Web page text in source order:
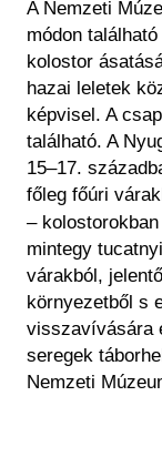
A Nemzeti
módon
kolostor
hazai leletek
képvisel. A
található. A
15–17.
főleg főúri
–
mintegy
várakból,
környezetből s
visszavívására
seregek
Nemzeti